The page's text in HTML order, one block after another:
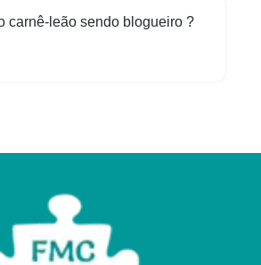
carnê-leão sendo blogueiro ?